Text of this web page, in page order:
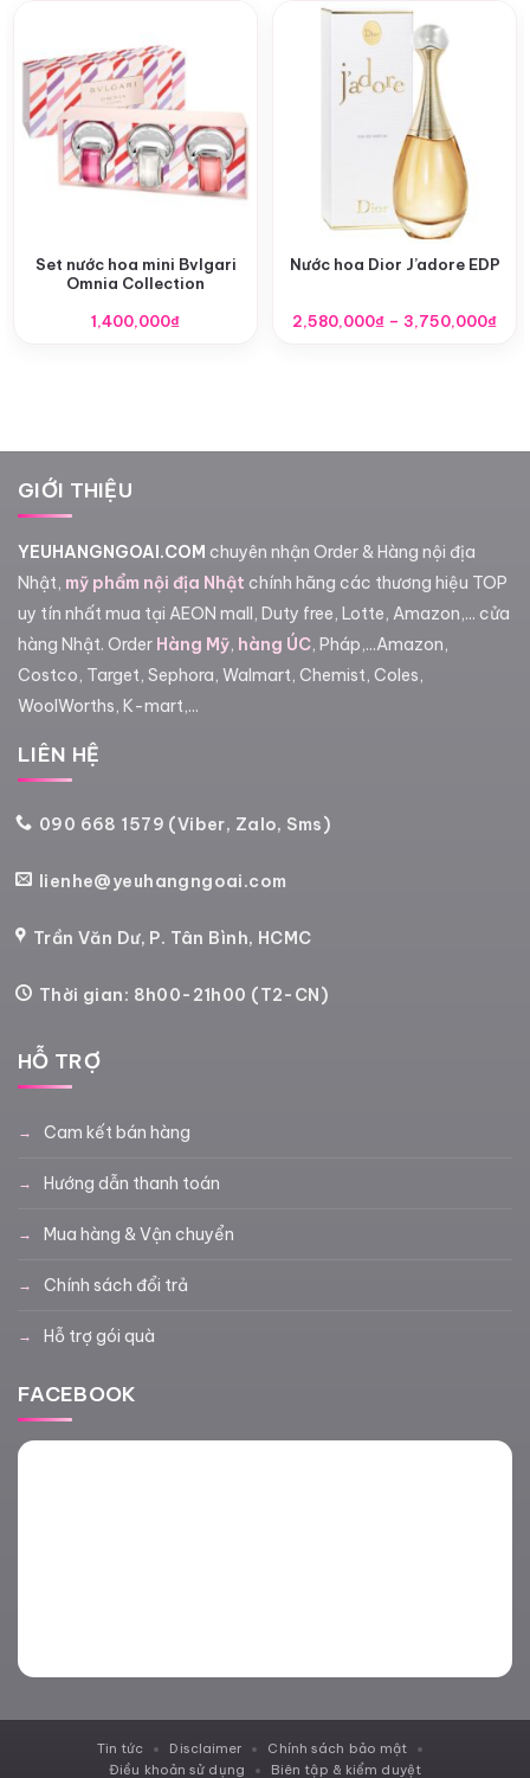
Set nước hoa mini Bvlgari
Omnia Collection
1,400,000₫
Nước hoa Dior J’adore EDP
2,580,000₫ – 3,750,000₫
GIỚI THIỆU
YEUHANGNGOAI.COM chuyên nhận Order & Hàng nội địa
Nhật, mỹ phẩm nội địa Nhật chính hãng các thương hiệu TOP
uy tín nhất mua tại AEON mall, Duty free, Lotte, Amazon,... cửa
hàng Nhật. Order Hàng Mỹ, hàng ÚC, Pháp,...Amazon,
Costco, Target, Sephora, Walmart, Chemist, Coles,
WoolWorths, K-mart,...
LIÊN HỆ
090 668 1579 (Viber, Zalo, Sms)
lienhe@yeuhangngoai.com
Trần Văn Dư, P. Tân Bình, HCMC
Thời gian: 8h00-21h00 (T2-CN)
HỖ TRỢ
Cam kết bán hàng
Hướng dẫn thanh toán
Mua hàng & Vận chuyển
Chính sách đổi trả
Hỗ trợ gói quà
FACEBOOK
Tin tức Disclaimer
Chính sách bảo mật
Điều khoản sử dụng
Biên tập & kiểm duyệt